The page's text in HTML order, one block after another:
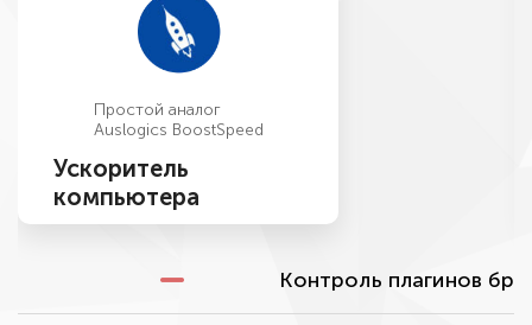
Простой аналог
Auslogics BoostSpeed
Ускоритель
компьютера
Контроль плагинов